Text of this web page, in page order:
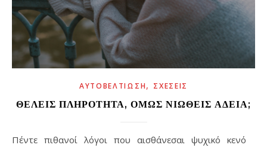
ΑΥΤΟΒΕΛΤΊΩΣΗ, ΣΧΈΣΕΙΣ
ΘΈΛΕΙΣ ΠΛΗΡΌΤΗΤΑ, ΌΜΩΣ ΝΙΏΘΕΙΣ ΆΔΕΙΑ;
Πέντε πιθανοί λόγοι που αισθάνεσαι ψυχικό κενό